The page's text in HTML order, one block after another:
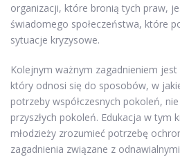
organizacji, które bronią tych praw,
świadomego społeczeństwa, które
sytuacje kryzysowe.
Kolejnym ważnym zagadnieniem jest
który odnosi się do sposobów, w
potrzeby współczesnych pokoleń,
przyszłych pokoleń. Edukacja w tym
młodzieży zrozumieć potrzebę
zagadnienia związane z